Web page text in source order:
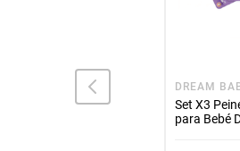
Options Recién
DREAM
Set X3
para Bebé